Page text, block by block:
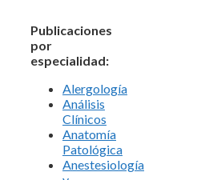
Publicaciones
por
especialidad:
Alergología
Análisis
Clínicos
Anatomía
Patológica
Anestesiología